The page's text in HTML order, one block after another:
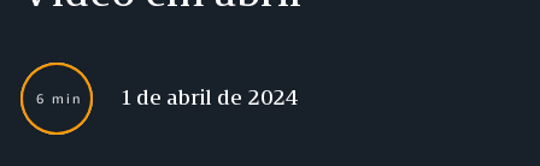
6 min 1 de abril de 2024